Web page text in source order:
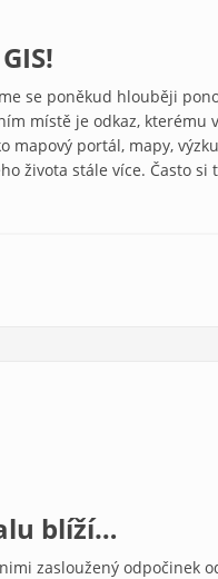
se poněkud hlouběji
místě je odkaz,
portál, mapy,
života stále více. Často
blíží…
zasloužený odpočinek